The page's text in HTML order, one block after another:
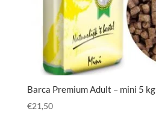
Barca Premium Adult – mini 5 kg
€21,50